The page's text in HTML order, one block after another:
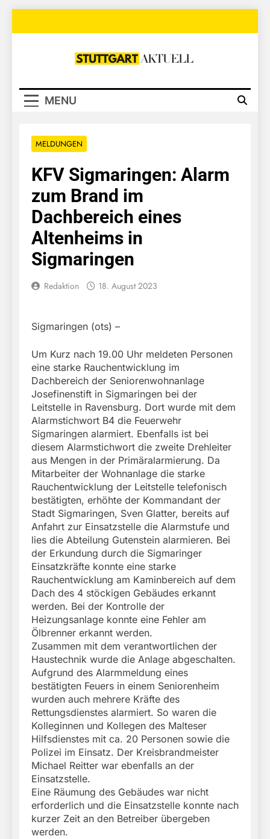
Stuttgart
MENU
MELDUNGEN
KFV Sigmaringen: Alarm
zum Brand im
Dachbereich eines
Altenheims in
Sigmaringen
Redaktion 18. August 2023
Sigmaringen (ots) –
Um Kurz nach 19.00 Uhr meldeten Personen
eine starke Rauchentwicklung im
Dachbereich der Seniorenwohnanlage
Josefinenstift in Sigmaringen bei der
Leitstelle in Ravensburg. Dort wurde mit dem
Alarmstichwort B4 die Feuerwehr
Sigmaringen alarmiert. Ebenfalls ist bei
diesem Alarmstichwort die zweite Drehleiter
aus Mengen in der Primäralarmierung. Da
Mitarbeiter der Wohnanlage die starke
Rauchentwicklung der Leitstelle telefonisch
bestätigten, erhöhte der Kommandant der
Stadt Sigmaringen, Sven Glatter, bereits auf
Anfahrt zur Einsatzstelle die Alarmstufe und
lies die Abteilung Gutenstein alarmieren. Bei
der Erkundung durch die Sigmaringer
Einsatzkräfte konnte eine starke
Rauchentwicklung am Kaminbereich auf dem
Dach des 4 stöckigen Gebäudes erkannt
werden. Bei der Kontrolle der
Heizungsanlage konnte eine Fehler am
Ölbrenner erkannt werden.
Zusammen mit dem verantwortlichen der
Haustechnik wurde die Anlage abgeschalten.
Aufgrund des Alarmmeldung eines
bestätigten Feuers in einem Seniorenheim
wurden auch mehrere Kräfte des
Rettungsdienstes alarmiert. So waren die
Kolleginnen und Kollegen des Malteser
Hilfsdienstes mit ca. 20 Personen sowie die
Polizei im Einsatz. Der Kreisbrandmeister
Michael Reitter war ebenfalls an der
Einsatzstelle.
Eine Räumung des Gebäudes war nicht
erforderlich und die Einsatzstelle konnte nach
kurzer Zeit an den Betreiber übergeben
werden.